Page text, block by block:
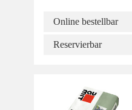
Online bestellbar
Reservierbar